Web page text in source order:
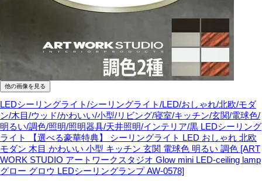
他の画像を見る
LEDシーリングライト/シーリングライト/LED/おしゃれ/北欧/モダ
ン/木目/ウッド/かわいい/小型/リビング/寝室/キッチン/玄関/電球色/
明るい/調色/照明/照明器具/天井照明/インテリア/黒 LEDシーリング
ライト 【選べる豪華特典】 シーリングライト LED おしゃれ 北欧
モダン 木目 かわいい 小型 キッチン 玄関 電球色 明るい 調色 [ART
WORK STUDIO アートワークスタジオ Glow mini LED-ceiling lamp
グロー グロウ LEDシーリングランプ AW-0578]